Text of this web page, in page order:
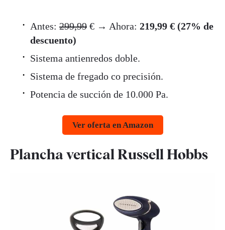
Antes: 299,99 € → Ahora: 219,99 € (27% de
descuento)
Sistema antienredos doble.
Sistema de fregado co precisión.
Potencia de succión de 10.000 Pa.
Ver oferta en Amazon
Plancha vertical Russell Hobbs